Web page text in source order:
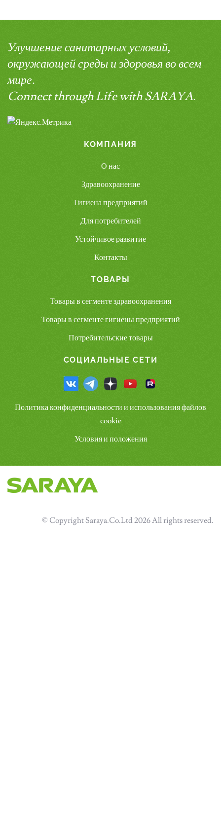
Улучшение санитарных условий,
окружающей среды и здоровья во всем
мире.
Connect through Life with SARAYA.
КОМПАНИЯ
О нас
Здравоохранение
Гигиена предприятий
Для потребителей
Устойчивое развитие
Контакты
ТОВАРЫ
Товары в сегменте здравоохранения
Товары в сегменте гигиены предприятий
Потребительские товары
СОЦИАЛЬНЫЕ СЕТИ
Политика конфиденциальности и использования файлов
cookie
Условия и положения
© Copyright Saraya.Co.Ltd 2026 All rights reserved.